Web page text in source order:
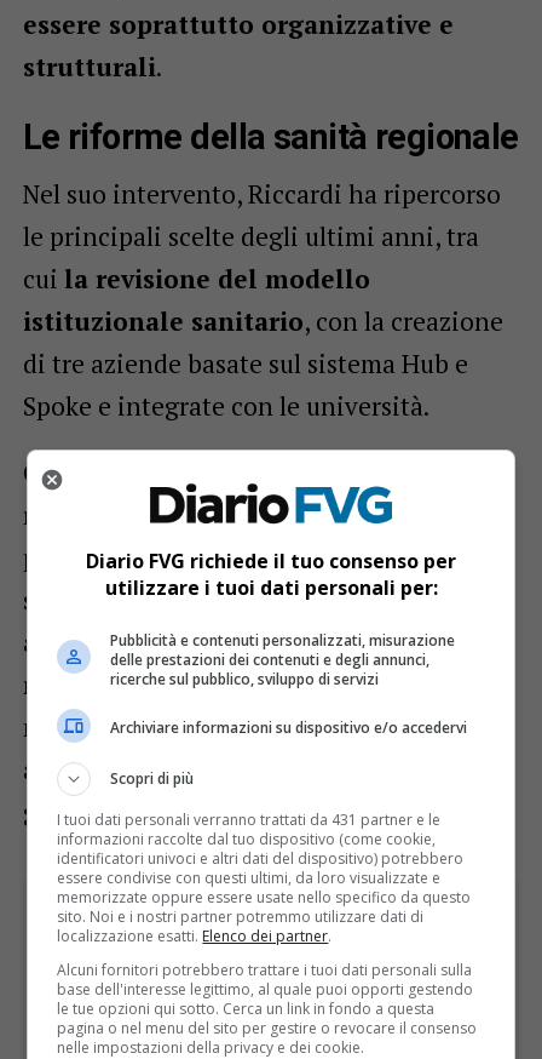
essere soprattutto organizzative e
strutturali.
Le riforme della sanità regionale
Nel suo intervento, Riccardi ha ripercorso
le principali scelte degli ultimi anni, tra
cui la revisione del modello
istituzionale sanitario, con la creazione
di tre aziende basate sul sistema Hub e
Spoke e integrate con le università.
Questa riorganizzazione, ha spiegato, si è
rivelata decisiva durante la pandemia e ha
permesso di superare le criticità di un
sistema frammentato.L’obiettivo non è
aumentare il numero delle aziende,
ma rafforzarne l’integrazione
mantenendo l’intero percorso oncologico
all’interno del sistema pubblico per
garantire qualità e uniformità.
Diario FVG richiede il tuo consenso per
utilizzare i tuoi dati personali per:
Pubblicità e contenuti personalizzati, misurazione
delle prestazioni dei contenuti e degli annunci,
ricerche sul pubblico, sviluppo di servizi
Archiviare informazioni su dispositivo e/o accedervi
Scopri di più
I tuoi dati personali verranno trattati da 431 partner e le
informazioni raccolte dal tuo dispositivo (come cookie,
identificatori univoci e altri dati del dispositivo) potrebbero
essere condivise con questi ultimi, da loro visualizzate e
memorizzate oppure essere usate nello specifico da questo
sito. Noi e i nostri partner potremmo utilizzare dati di
localizzazione esatti. Elenco dei partner.
Alcuni fornitori potrebbero trattare i tuoi dati personali sulla
base dell'interesse legittimo, al quale puoi opporti gestendo
le tue opzioni qui sotto. Cerca un link in fondo a questa
pagina o nel menu del sito per gestire o revocare il consenso
nelle impostazioni della privacy e dei cookie.